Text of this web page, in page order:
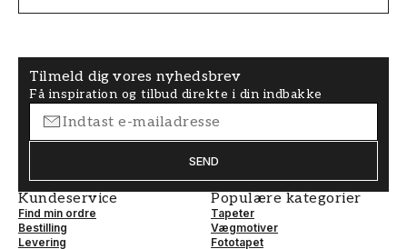
Tilmeld dig vores nyhedsbrev
Få inspiration og tilbud direkte i din indbakke
SEND
Kundeservice
Find min ordre
Bestilling
Levering
Populære kategorier
Tapeter
Vægmotiver
Fototapet